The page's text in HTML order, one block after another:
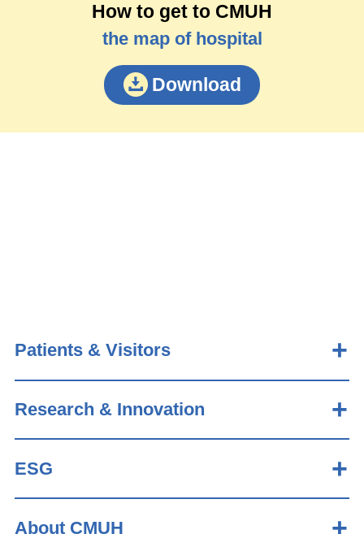
How to get to CMUH
the map of hospital
Download
Patients & Visitors
Research & Innovation
ESG
About CMUH